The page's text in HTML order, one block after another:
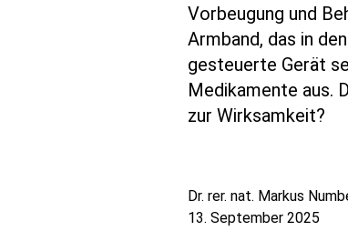
Vorbeugung und
Armband, das in
gesteuerte Gerät
Medikamente aus.
zur Wirksamkeit?
Dr. rer. nat. Markus
13. September 2025